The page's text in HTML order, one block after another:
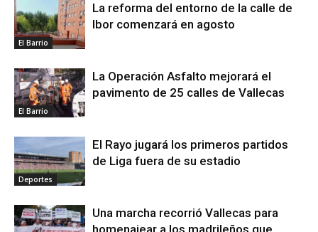
El Barrio
La reforma del entorno de la calle de
Ibor comenzará en agosto
El Barrio
La Operación Asfalto mejorará el
pavimento de 25 calles de Vallecas
Deportes
El Rayo jugará los primeros partidos
de Liga fuera de su estadio
Una marcha recorrió Vallecas para